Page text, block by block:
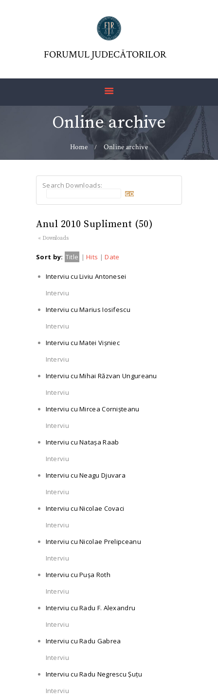
FORUMUL JUDECĂTORILOR
Online archive
Home Online archive
FORUMUL JUDECĂTORILOR
FJR ASSOCIATION
JURISPRUDENCE
Search Downloads:
Anul 2010 Supliment (50)
« Downloads
Sort by: Title |Hits |Date
Interviu cu Liviu Antonesei
Interviu
Interviu cu Marius Iosifescu
Interviu
Interviu cu Matei Vișniec
Interviu
Interviu cu Mihai Răzvan Ungureanu
Interviu
Interviu cu Mircea Cornișteanu
Interviu
Interviu cu Natașa Raab
Interviu
Interviu cu Neagu Djuvara
Interviu
Interviu cu Nicolae Covaci
Interviu
Interviu cu Nicolae Prelipceanu
Interviu
Interviu cu Pușa Roth
Interviu
Interviu cu Radu F. Alexandru
Interviu
Interviu cu Radu Gabrea
Interviu
Interviu cu Radu Negrescu Șuțu
Interviu